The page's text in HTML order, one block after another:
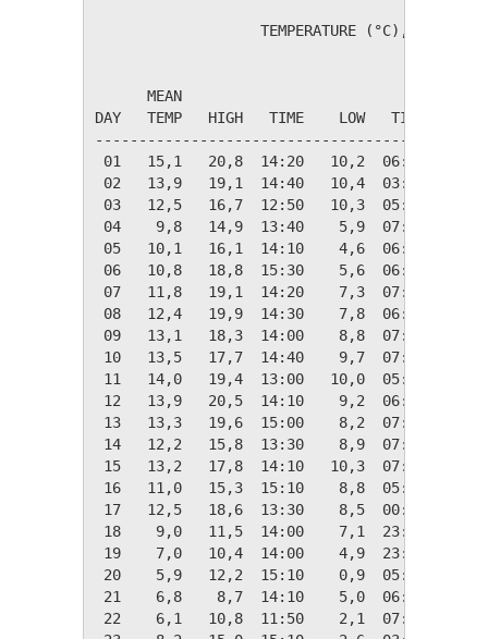
TEMPERATURE (°C), RAIN
MEAN
DAY   TEMP   HIGH   TIME    LOW   TIME
01   15,1   20,8  14:20   10,2  06:40
02   13,9   19,1  14:40   10,4  03:00
03   12,5   16,7  12:50   10,3  05:20
04    9,8   14,9  13:40    5,9  07:20
05   10,1   16,1  14:10    4,6  06:10
06   10,8   18,8  15:30    5,6  06:20
07   11,8   19,1  14:20    7,3  07:20
08   12,4   19,9  14:30    7,8  06:20
09   13,1   18,3  14:00    8,8  07:10
10   13,5   17,7  14:40    9,7  07:20
11   14,0   19,4  13:00   10,0  05:50
12   13,9   20,5  14:10    9,2  06:00
13   13,3   19,6  15:00    8,2  07:00
14   12,2   15,8  13:30    8,9  07:20
15   13,2   17,8  14:10   10,3  07:30
16   11,0   15,3  15:10    8,8  05:10
17   12,5   18,6  13:30    8,5  00:30
18    9,0   11,5  14:00    7,1  23:40
19    7,0   10,4  14:00    4,9  23:00
20    5,9   12,2  15:10    0,9  05:50
21    6,8    8,7  14:10    5,0  06:40
22    6,1   10,8  11:50    2,1  07:00